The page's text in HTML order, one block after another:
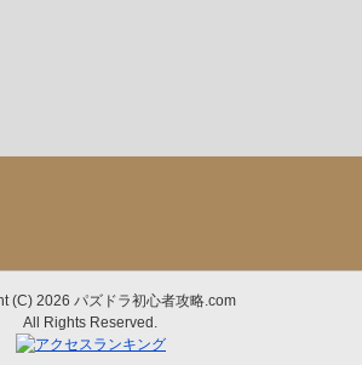
(C) 2026 パズドラ初心者攻略.com
All Rights Reserved.